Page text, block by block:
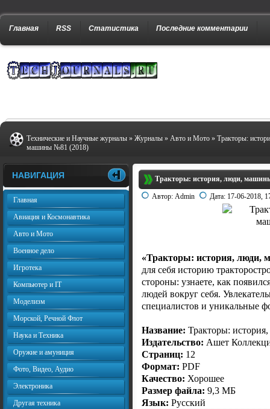
Главная RSS Статистика Последние комментарии
Технические и Научные журналы » Журналы » Авто и Мото » Тракторы:
машины №81 (2018)
Тракторы: история, люди,
Автор: Admin Дата: 17-06-2018,
«Тракторы: история, люди,
для себя историю
стороны: узнаете, как
людей вокруг себя.
специалистов и уникальные
Название: Тракторы:
Издательство: Ашет
Страниц: 12
Формат: PDF
Качество: Хорошее
Размер файла: 9,3 МБ
Язык: Русский
НАВИГАЦИЯ
Главная
Авиация и Космонавтика
Авто и Мото
Военное дело
Игротека
Компьютер и IT
Моделизм
Морской, Речной Флот
Наука и Техника
Оружие и амуниция
Фото, Видео, Аудио
Электроника
Другая техника